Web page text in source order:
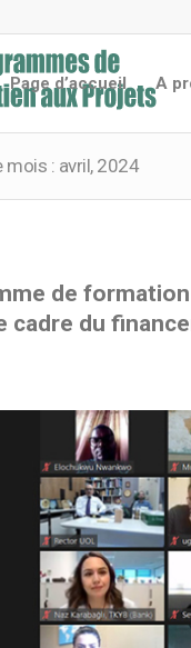
Page d’accueil A
mois : avril, 2024
de
cadre du